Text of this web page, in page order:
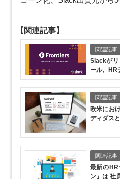
【関連記事】
関連記事
Slackが
ール、HR
関連記事
欧米にお
ディダス
関連記事
最新の
ン』は 社